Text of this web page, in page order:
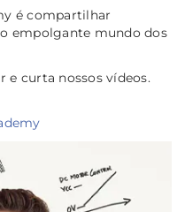
é compartilhar
empolgante mundo dos
e curta nossos vídeos.